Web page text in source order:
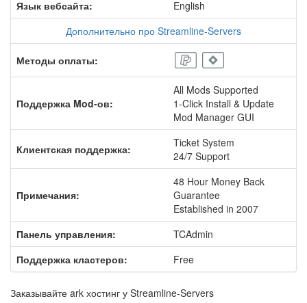
Язык вебсайта:
English
Дополнительно про Streamline-Servers
Методы оплаты:
Поддержка Mod-ов:
All Mods Supported
1-Click Install & Update
Mod Manager GUI
Клиентская поддержка:
Ticket System
24/7 Support
Примечания:
48 Hour Money Back
Guarantee
Established in 2007
Панель управления:
TCAdmin
Поддержка кластеров:
Free
Заказывайте ark хостинг у Streamline-Servers